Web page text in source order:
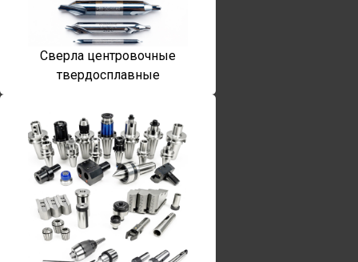
Сверла центровочные
твердосплавные